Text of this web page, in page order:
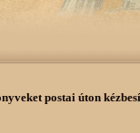
postai úton